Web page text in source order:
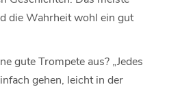
die Wahrheit wohl ein gut
gute Trompete aus? „Jedes
gehen, leicht in der